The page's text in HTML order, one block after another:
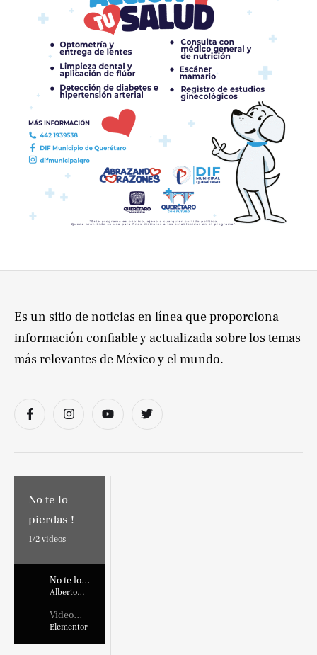
No te lo
pierdas !
1/2 videos
No te lo
pierdas !
Alberto
Video
Placehold
er
Elementor
Es un sitio de noticias en línea que proporciona
información confiable y actualizada sobre los temas
más relevantes de México y el mundo.